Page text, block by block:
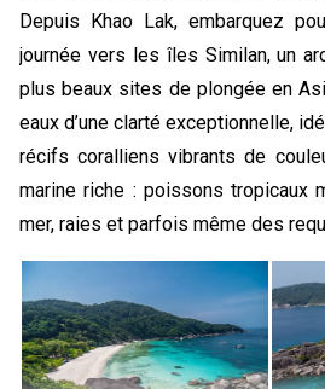
Depuis Khao Lak, embarquez
journée vers les îles Similan, un
plus beaux sites de plongée en
eaux d’une clarté exceptionnelle,
récifs coralliens vibrants de
marine riche : poissons tropicaux
mer, raies et parfois même des